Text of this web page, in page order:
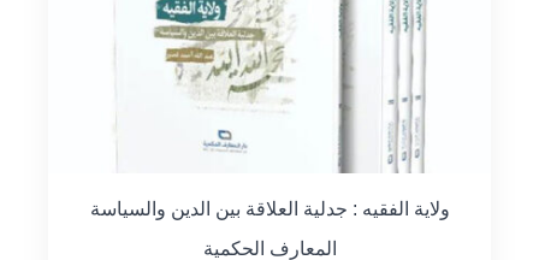
ولاية الفقيه : جدلية العلاقة بين الدين والسياسة
المعارف الحكمية